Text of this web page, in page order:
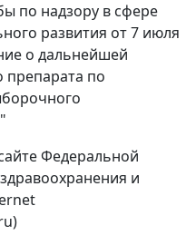
по надзору в сфере
развития от 7 июля
о дальнейшей
препарата по
Федеральной
и